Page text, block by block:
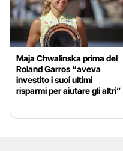
Maja Chwalinska prima del
Roland Garros “aveva
investito i suoi ultimi
risparmi per aiutare gli altri”